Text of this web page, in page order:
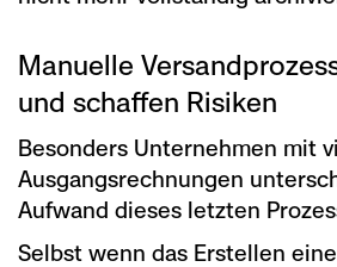
Manuelle
und schaffen Risiken
Besonders Unternehmen mit
Ausgangsrechnungen
Aufwand dieses letzten
Selbst wenn das Erstellen